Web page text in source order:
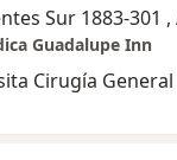
Guadalupe Inn
Cirugía General